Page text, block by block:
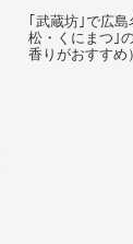
｢武蔵坊｣で広
松・くにまつ｣
香りがおすすめ）